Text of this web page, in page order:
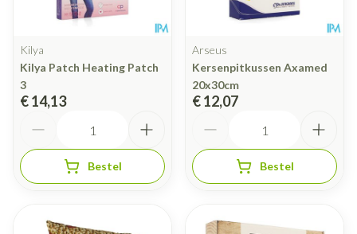
Kilya
Kilya Patch Heating Patch
3
€ 14,13
Bestel
Arseus
Kersenpitkussen Axamed
20x30cm
€ 12,07
Bestel